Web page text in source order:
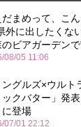
だまめって、こ
外に出したくな
のビアガーデン
08/05 11:06
ングルズ×ウルト
ックバター」発
に登場
07/01 22:12